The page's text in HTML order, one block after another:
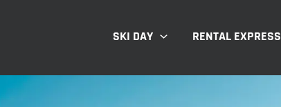
SKI DAY RENTAL EXPRESS